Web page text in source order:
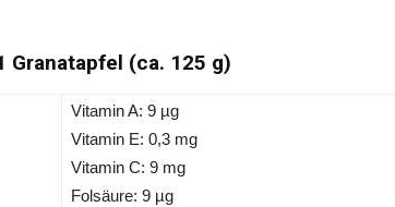
Granatapfel (ca. 125 g)
Vitamin A: 9 µg
Vitamin E: 0,3 mg
Vitamin C: 9 mg
Folsäure: 9 µg